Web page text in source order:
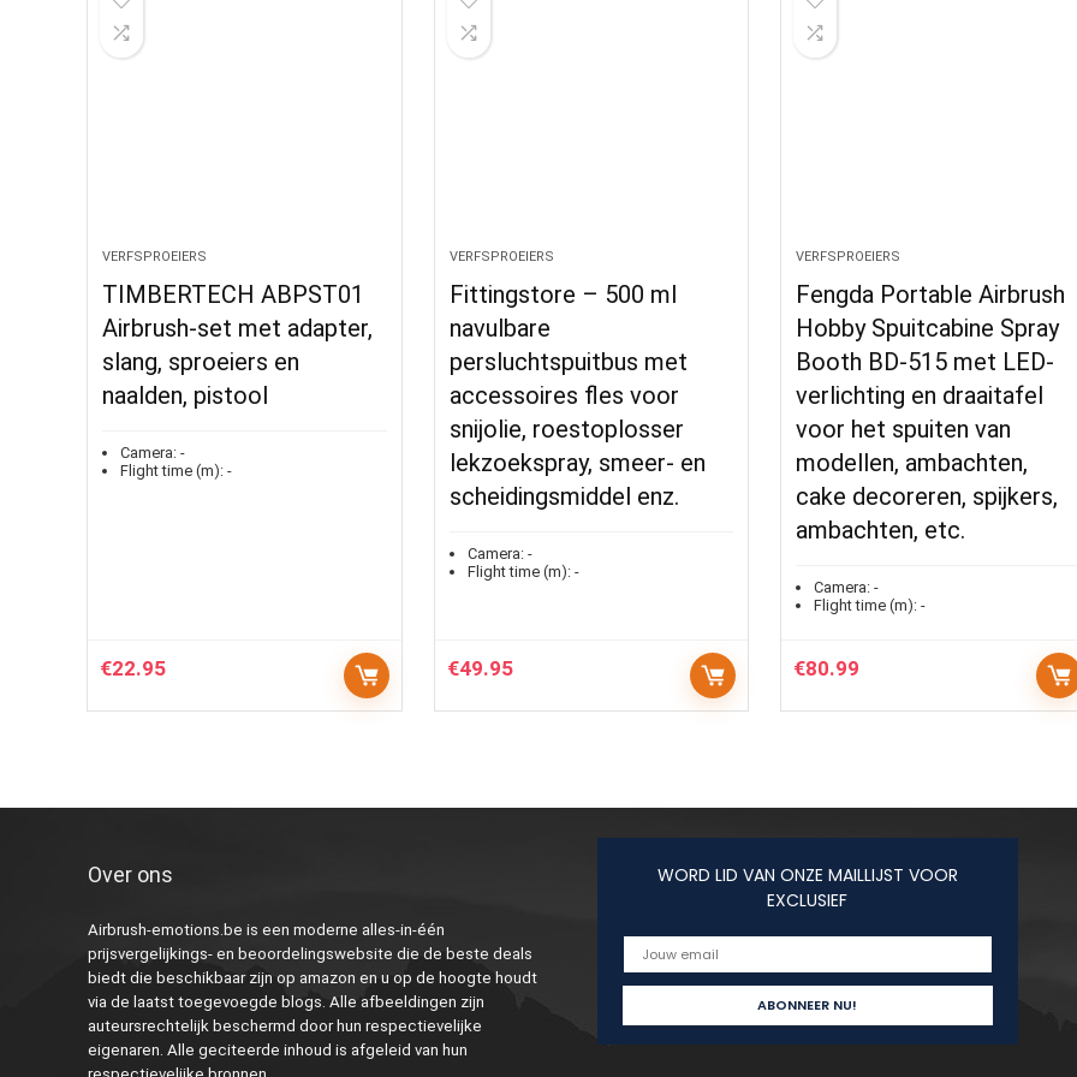
VERFSPROEIERS
TIMBERTECH ABPST01
Airbrush-set met adapter,
slang, sproeiers en
naalden, pistool
Camera: -
Flight time (m): -
€22.95
VERFSPROEIERS
Fittingstore – 500 ml
navulbare
persluchtspuitbus met
accessoires fles voor
snijolie, roestoplosser
lekzoekspray, smeer- en
scheidingsmiddel enz.
Camera:-
Flight time (m):-
€49.95
VERFSPROEIERS
Fengda Portable Airbrush
Hobby Spuitcabine Spray
Booth BD-515 met LED-
verlichting en draaitafel
voor het spuiten van
modellen, ambachten,
cake decoreren, spijkers,
ambachten, etc.
Camera: -
Flight time (m): -
€80.99
Over ons
Airbrush-emotions.be is een moderne alles-in-één
prijsvergelijkings- en beoordelingswebsite die de beste deals
biedt die beschikbaar zijn op amazon en u op de hoogte houdt
via de laatst toegevoegde blogs. Alle afbeeldingen zijn
auteursrechtelijk beschermd door hun respectievelijke
eigenaren. Alle geciteerde inhoud is afgeleid van hun
WORD LID VAN ONZE MAILLIJST VOOR
EXCLUSIEF